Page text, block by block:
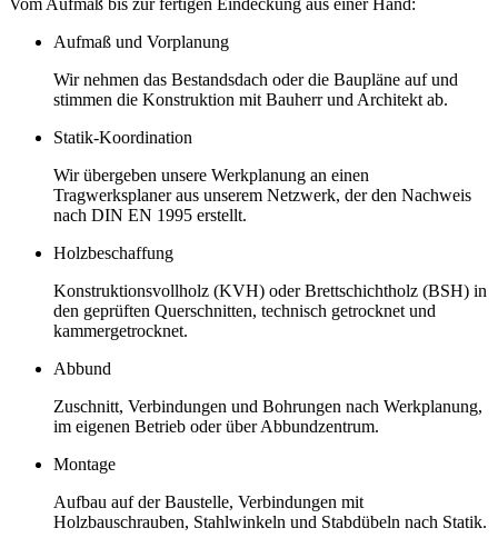
Vom Aufmaß bis zur fertigen Eindeckung aus einer Hand:
Aufmaß und Vorplanung
Wir nehmen das Bestandsdach oder die Baupläne auf und
stimmen die Konstruktion mit Bauherr und Architekt ab.
Statik-Koordination
Wir übergeben unsere Werkplanung an einen
Tragwerksplaner aus unserem Netzwerk, der den Nachweis
nach DIN EN 1995 erstellt.
Holzbeschaffung
Konstruktionsvollholz (KVH) oder Brettschichtholz (BSH) in
den geprüften Querschnitten, technisch getrocknet und
kammergetrocknet.
Abbund
Zuschnitt, Verbindungen und Bohrungen nach Werkplanung,
im eigenen Betrieb oder über Abbundzentrum.
Montage
Aufbau auf der Baustelle, Verbindungen mit
Holzbauschrauben, Stahlwinkeln und Stabdübeln nach Statik.